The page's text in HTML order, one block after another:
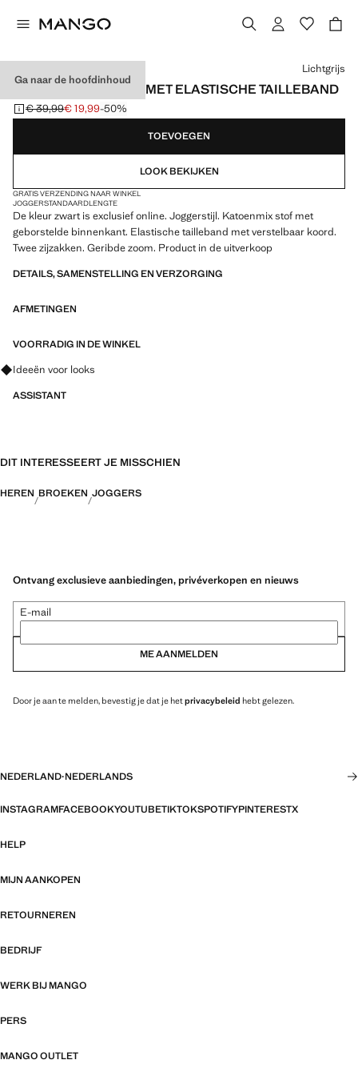
Ga naar de hoofdinhoud
KATOENEN JOGGER MET ELASTISCHE TAILLEBAND
Oorspronkelijke prijs doorgehaald [€ 39,99 ]
€ 39,99
Huidige prijs [€ 19,99 ]
€ 19,99-50%
Kies een kleur
Lichtgrijs
TOEVOEGEN
LOOK BEKIJKEN
GRATIS VERZENDING NAAR WINKEL
JOGGERSTANDAARDLENGTE
De kleur zwart is exclusief online. Joggerstijl. Katoenmix stof met
geborstelde binnenkant. Elastische tailleband met verstelbaar koord.
Twee zijzakken. Geribde zoom. Product in de uitverkoop
DETAILS, SAMENSTELLING EN VERZORGING
AFMETINGEN
VOORRADIG IN DE WINKEL
Vraag om outfitideeën, kledingstukken en trends
Ideeën voor looks
ASSISTANT
DIT INTERESSEERT JE MISSCHIEN
HEREN BROEKEN JOGGERS
Ontvang exclusieve aanbiedingen, privéverkopen en nieuws
E-mail
ME AANMELDEN
Door je aan te melden, bevestig je dat je hetprivacybeleid hebt gelezen.
NEDERLAND·NEDERLANDS
INSTAGRAMFACEBOOKYOUTUBETIKTOKSPOTIFYPINTERESTX
HELP
MIJN AANKOPEN
RETOURNEREN
BEDRIJF
WERK BIJ MANGO
PERS
MANGO OUTLET